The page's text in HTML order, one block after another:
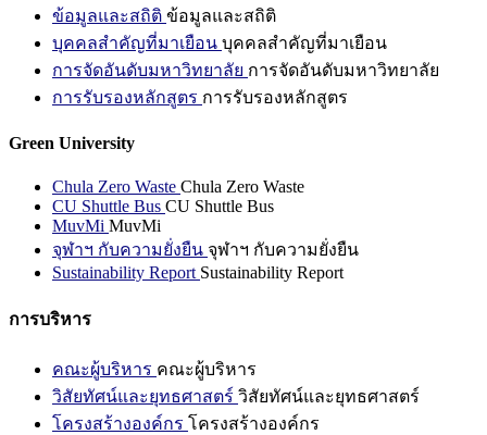
ข้อมูลและสถิติ ข้อมูลและสถิติ
บุคคลสำคัญที่มาเยือน บุคคลสำคัญที่มาเยือน
การจัดอันดับมหาวิทยาลัย การจัดอันดับมหาวิทยาลัย
การรับรองหลักสูตร การรับรองหลักสูตร
Green University
Chula Zero Waste Chula Zero Waste
CU Shuttle Bus CU Shuttle Bus
MuvMi MuvMi
จุฬาฯ กับความยั่งยืน จุฬาฯ กับความยั่งยืน
Sustainability Report Sustainability Report
การบริหาร
คณะผู้บริหาร คณะผู้บริหาร
วิสัยทัศน์และยุทธศาสตร์ วิสัยทัศน์และยุทธศาสตร์
โครงสร้างองค์กร โครงสร้างองค์กร